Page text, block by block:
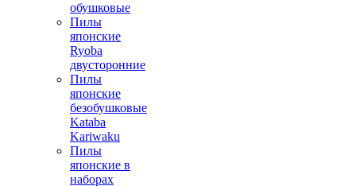
обушковые
Пилы
японские
Ryoba
двусторонние
Пилы
японские
безобушковые
Kataba
Kariwaku
Пилы
японские в
наборах